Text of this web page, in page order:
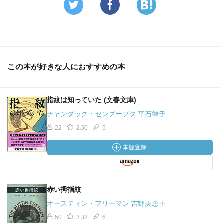
この本が好きな人におすすめの本
指紋は知っていた (文春文庫)
チャンダック・セングープタ 平石律子
22 2.50 5
赤い拇指紋
オースティン・フリーマン 吉野美恵子
50 3.83 6